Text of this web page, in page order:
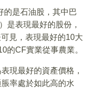
的是石油股，其中巴
是表現最好的股份，
見，表現最好的10大
的CF實業從事農業。
現最好的資產價格，
率處於如此高的水